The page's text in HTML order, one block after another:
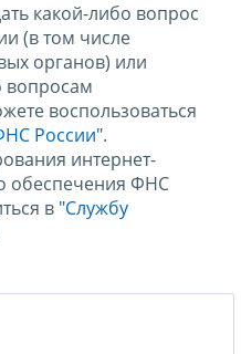
какой-либо вопрос
(в том числе
органов) или
вопросам
воспользоваться
России".
интернет-
обеспечения ФНС
в "Службу